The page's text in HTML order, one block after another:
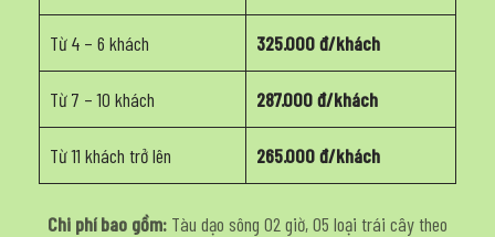
Từ 4 – 6 khách 325.000 đ/khách
Từ 7 – 10 khách 287.000 đ/khách
Từ 11 khách trở lên 265.000 đ/khách
Chi phí bao gồm: Tàu dạo sông 02 giờ, 05 loại trái cây theo